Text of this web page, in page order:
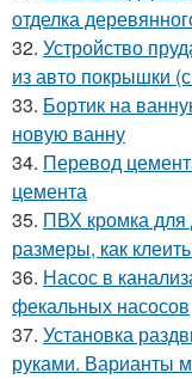
отделка
32. Устройство
из авто покрышки
33. Бортик на
новую ванну
34. Перевод
цемента
35. ПВХ кромка
размеры, как
36. Насос в
фекальных насосов
37. Установка
руками. Варианты